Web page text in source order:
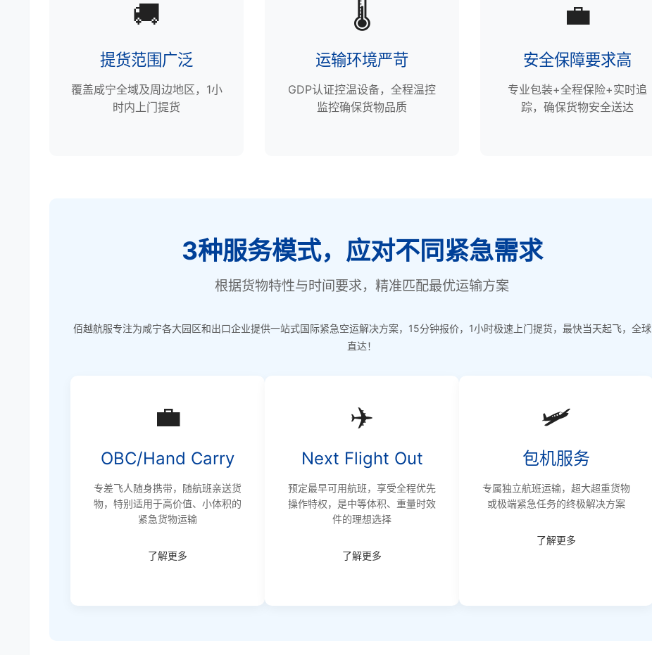
🚚
提货范围广泛
覆盖咸宁全域及周边地区，1小
时内上门提货
🌡️
运输环境严苛
GDP认证控温设备，全程温控
监控确保货物品质
💼
安全保障要求高
专业包装+全程保险+实时追
踪，确保货物安全送达
3种服务模式，应对不同紧急需求
根据货物特性与时间要求，精准匹配最优运输方案
佰越航服专注为咸宁各大园区和出口企业提供一站式国际紧急空运解决方案，15分钟报价，1小时极速上门提货，最快当天起飞，全球
直达！
💼
OBC/Hand Carry
专差飞人随身携带，随航班亲送货
物，特别适用于高价值、小体积的
紧急货物运输
了解更多
✈️
Next Flight Out
预定最早可用航班，享受全程优先
操作特权，是中等体积、重量时效
件的理想选择
了解更多
🛩️
包机服务
专属独立航班运输，超大超重货物
或极端紧急任务的终极解决方案
了解更多